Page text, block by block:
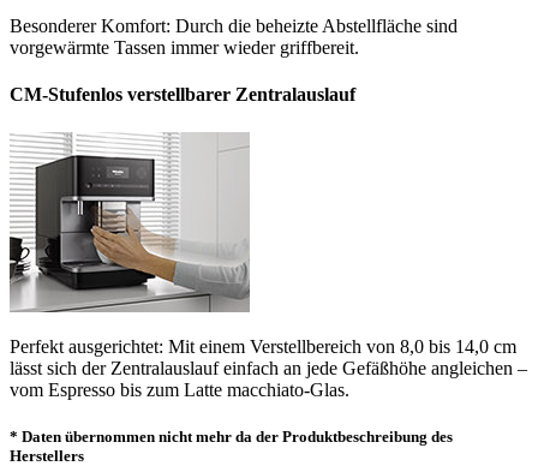
Besonderer Komfort: Durch die beheizte Abstellfläche sind
vorgewärmte Tassen immer wieder griffbereit.
CM-Stufenlos verstellbarer Zentralauslauf
Perfekt ausgerichtet: Mit einem Verstellbereich von 8,0 bis 14,0 cm
lässt sich der Zentralauslauf einfach an jede Gefäßhöhe angleichen –
vom Espresso bis zum Latte macchiato-Glas.
* Daten übernommen nicht mehr da der Produktbeschreibung des
Herstellers